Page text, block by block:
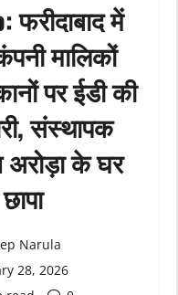
फरीदाबाद में
मालिकों
पर ईडी की
संस्थापक
अरोड़ा के घर
Narula
28, 2026